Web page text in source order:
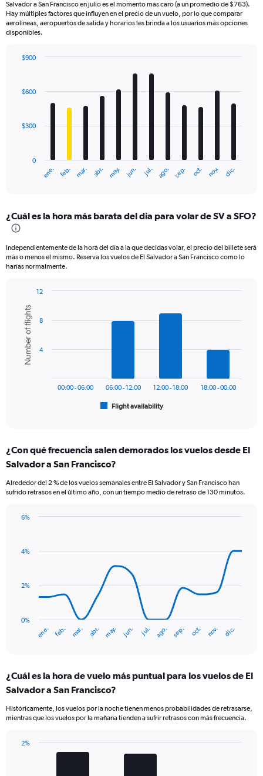
Salvador a San Francisco en julio es el momento más caro (a un promedio de $763).
Hay múltiples factores que influyen en el precio de un vuelo, por lo que comparar
aerolíneas, aeropuertos de salida y horarios les brinda a los usuarios más opciones
disponibles.
with
12
The
Range:
12
The
chart
axis
displaying
values.
Range:
ene. feb. mar. abr. may. jun. jul. ago. sep. oct. nov. dic.
0
$300
$600
$900
¿Cuál es la hora más barata del día para volar de SV a SFO?
Independientemente de la hora del día a la que decidas volar, el precio del billete será
más o menos el mismo. Reserva los vuelos de El Salvador a San Francisco como lo
harías normalmente.
chart
with
bars.
The
Range:
6
The
chart
displaying
flights.
Range:
to
Chart
graphic.
Number of flights
Flight availability
00:00 - 06:00 06:00 - 12:00 12:00 - 18:00 18:00 - 00:00
4
8
12
¿Con qué frecuencia salen demorados los vuelos desde El
Salvador a San Francisco?
Alrededor del 2 % de los vuelos semanales entre El Salvador y San Francisco han
sufrido retrasos en el último año, con un tiempo medio de retraso de 130 minutos.
with
has
categories.
Range:
categories.
The
has
ene. feb. mar. abr. may. jun. jul. ago. sep. oct. nov. dic.
0%
2%
4%
6%
¿Cuál es la hora de vuelo más puntual para los vuelos de El
Salvador a San Francisco?
Históricamente, los vuelos por la noche tienen menos probabilidades de retrasarse,
mientras que los vuelos por la mañana tienden a sufrir retrasos con más frecuencia.
2%